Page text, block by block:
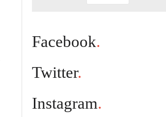
Facebook.
Twitter.
Instagram.